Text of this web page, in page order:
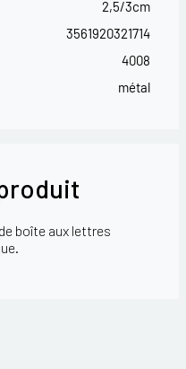
2,5/3cm
3561920321714
4008
métal
boîte aux lettres